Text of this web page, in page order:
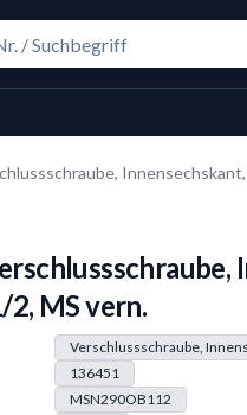
2, MS vern.
Verschlussschraube,
136451
MSN290OB112